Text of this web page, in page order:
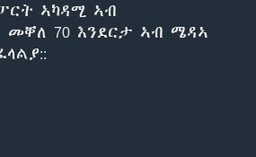
ኣካዳሚ ኣብ
መቐለ 70 እንደርታ ኣብ ሜዳኣ